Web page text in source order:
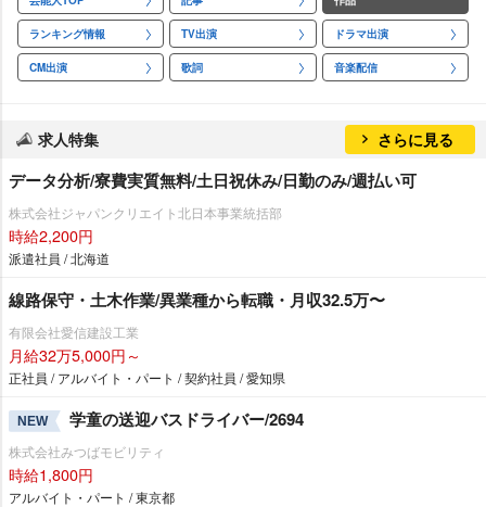
ランキング情報 TV出演 ドラマ出演
CM出演 歌詞 音楽配信
求人特集 さらに見る
データ分析/寮費実質無料/土日祝休み/日勤のみ/週払い可
株式会社ジャパンクリエイト北日本事業統括部
時給2,200円
派遣社員 / 北海道
線路保守・土木作業/異業種から転職・月収32.5万〜
有限会社愛信建設工業
月給32万5,000円～
正社員 / アルバイト・パート / 契約社員 / 愛知県
NEW 学童の送迎バスドライバー/2694
株式会社みつばモビリティ
時給1,800円
アルバイト・パート / 東京都